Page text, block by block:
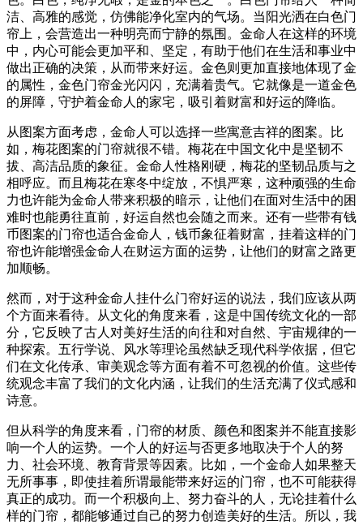
洁、高雅的感觉，仿佛能净化室内的气场。当阳光洒在白色门
帘上，会营造出一种明亮而宁静的氛围。金命人在这样的环境
中，内心可能会更加平和、坚定，有助于他们在生活和事业中
做出正确的决策，从而带来好运。金色则更加直接地体现了金
的属性，金色门帘金光闪闪，充满着贵气。它就像是一道金色
的屏障，守护着金命人的家宅，吸引着财富和好运的降临。
从图案方面考虑，金命人可以选择一些寓意吉祥的图案。比
如，梅花图案的门帘就很不错。梅花在中国文化中是坚韧不
拔、高洁品质的象征。金命人性格刚硬，梅花的坚韧品质与之
相呼应。而且梅花在寒冬中绽放，不惧严寒，这种顽强的生命
力也许能为金命人带来积极的暗示，让他们在面对生活中的困
难时也能勇往直前，好运自然也会随之而来。还有一些带有钱
币图案的门帘也适合金命人，钱币象征着财富，挂着这样的门
帘也许能增强金命人在财运方面的运势，让他们的财富之路更
加顺畅。
然而，对于这种金命人挂什么门帘好运的说法，我们应该从两
个方面来看待。从文化的角度来看，这是中国传统文化的一部
分，它反映了古人对美好生活的向往和对自然、宇宙规律的一
种探索。五行学说、风水等理论虽然缺乏现代科学依据，但它
们在文化传承、审美观念等方面有着不可忽视的价值。这些传
统观念丰富了我们的文化内涵，让我们的生活充满了仪式感和
诗意。
但从科学的角度来看，门帘的材质、颜色和图案并不能直接影
响一个人的运势。一个人的好运与否更多地取决于个人的努
力、社会环境、教育背景等因素。比如，一个金命人如果整天
无所事事，即使挂着所谓最能带来好运的门帘，也不可能获得
真正的成功。而一个积极向上、努力奋斗的人，无论挂着什么
样的门帘，都能够通过自己的努力创造美好的生活。所以，我